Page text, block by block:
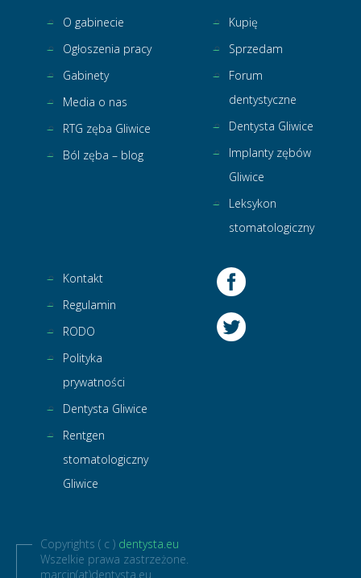
O gabinecie
Ogłoszenia pracy
Gabinety
Media o nas
RTG zęba Gliwice
Ból zęba – blog
Kupię
Sprzedam
Forum
dentystyczne
Dentysta Gliwice
Implanty zębów
Gliwice
Leksykon
stomatologiczny
Kontakt
Regulamin
RODO
Polityka
prywatności
Dentysta Gliwice
Rentgen
stomatologiczny
Gliwice
Copyrights ( c ) dentysta.eu
Wszelkie prawa zastrzeżone.
marcin(at)dentysta.eu